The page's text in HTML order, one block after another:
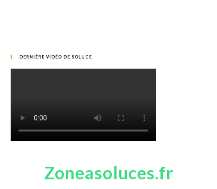
DERNIÈRE VIDÉO DE SOLUCE
Zoneasoluces.fr